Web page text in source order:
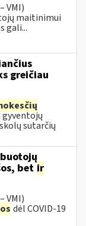
VMI)
maitinimui
gali...
greičiau
gyventojų
sutarčių
bet ir
VMI)
dėl COVID-19